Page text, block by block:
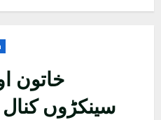
خاتون
سینکڑوں